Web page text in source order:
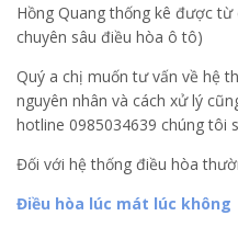
Hồng Quang thống kê được
chuyên sâu điều hòa ô tô)
Quý a chị muốn tư vấn về hệ
nguyên nhân và cách xử lý
hotline 0985034639 chúng tôi
Đối với hệ thống điều hòa
Điều hòa lúc mát lúc không